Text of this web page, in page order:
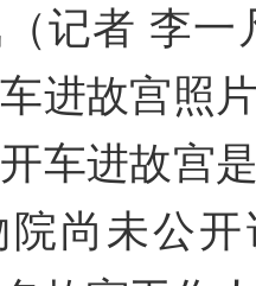
l
记者 李一
进故宫照
车进故宫
尚未公